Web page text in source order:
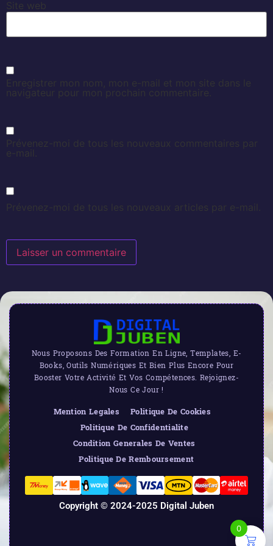
Site web
Enregistrer mon nom, mon e-mail et mon site dans le
navigateur pour mon prochain commentaire.
Prévenez-moi de tous les nouveaux commentaires par
e-mail.
Prévenez-moi de tous les nouveaux articles par e-mail.
Nous Proposons Des Formation En Ligne, Templates, E-
Books, Outils Numériques Et Bien Plus Encore Pour
Booster Votre Activité Et Vos Compétences. Rejoignez-
Nous Ce Jour !
Mention Legales
Politique De Cookies
Politique De Confidentialite
Condition Generales De Ventes
Politique De Remboursement
Copyright © 2024-2025 Digital Juben
0